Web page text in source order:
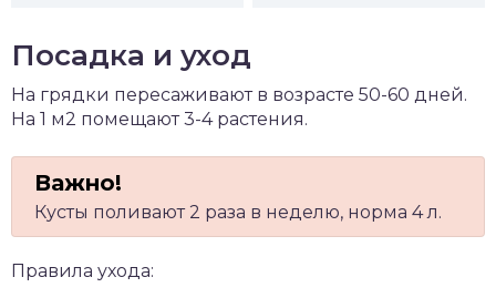
Посадка и уход
На грядки пересаживают в возрасте 50-60 дней.
На 1 м2 помещают 3-4 растения.
Кусты поливают 2 раза в неделю, норма 4 л.
Правила ухода: